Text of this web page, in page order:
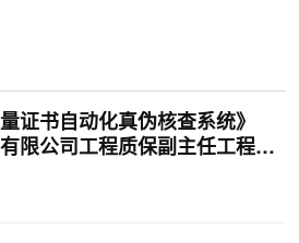
证书自动化真伪核查系统》
限公司工程质保副主任工程师